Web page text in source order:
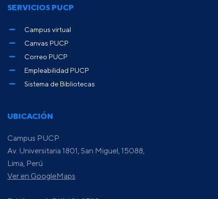
UBICACIÓN
Campus PUCP
Av. Universitaria 1801, San Miguel, 15088,
Lima, Perú
Ver en GoogleMaps
SERVICIOS PUCP
Campus virtual
Canvas PUCP
Correo PUCP
Empleabilidad PUCP
Sistema de Bibliotecas